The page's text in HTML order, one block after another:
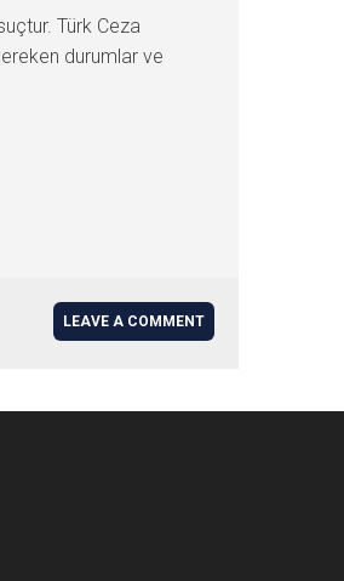
Türk Ceza
durumlar ve
LEAVE A COMMENT